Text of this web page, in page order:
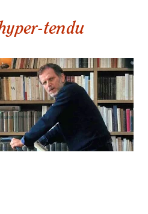
tendu